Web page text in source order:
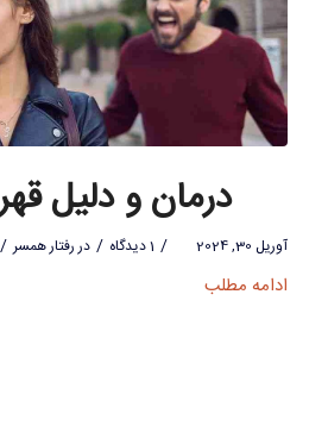
درمان و دلیل
آوریل 30, 2024 / 1 دیدگاه / دررفتار همسر /
ادامه مطلب